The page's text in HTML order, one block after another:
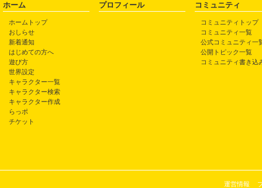
ホーム
ホームトップ
おしらせ
新着通知
はじめての方へ
遊び方
世界設定
キャラクター一覧
キャラクター検索
キャラクター作成
らっポ
チケット
プロフィール コミュニティ
コミュニティトップ
コミュニティ一覧
公式コミュニティ一
公開トピック一覧
コミュニティ書き込
運営情報